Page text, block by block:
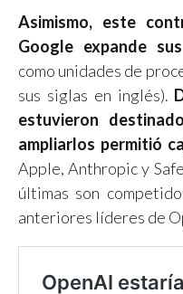
Asimismo, este
Google expande sus
como unidades de
sus siglas en inglés).
estuvieron
ampliarlos permitió
Apple, Anthropic y
últimas son
anteriores líderes de